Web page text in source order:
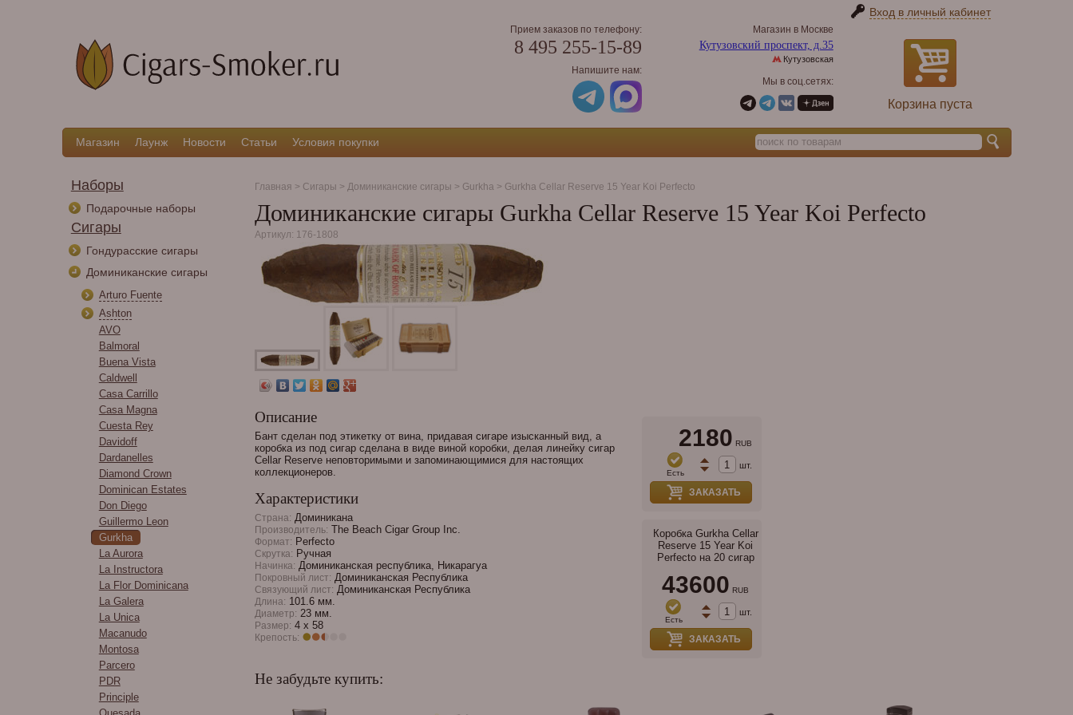
Вход в личный кабинет
Корзина пуста
Магазин в Москве
Кутузовский проспект, д.35
Кутузовская
Мы в соц.сетях:
Прием заказов по телефону:
8 495 255-15-89
Напишите нам:
Магазин Лаунж Новости Статьи Условия покупки
Наборы
Подарочные наборы
Сигары
Гондурасские сигары
Доминиканские сигары
Arturo Fuente
Ashton
AVO
Balmoral
Buena Vista
Caldwell
Casa Carrillo
Casa Magna
Cuesta Rey
Davidoff
Dardanelles
Diamond Crown
Dominican Estates
Don Diego
Guillermo Leon
Gurkha
La Aurora
La Instructora
La Flor Dominicana
La Galera
La Unica
Macanudo
Montosa
Parcero
PDR
Principle
Главная > Сигары > Доминиканские сигары > Gurkha > Gurkha Cellar Reserve 15 Year Koi Perfecto
Доминиканские сигары Gurkha Cellar Reserve 15 Year Koi Perfecto
Артикул: 176-1808
Описание
Бант сделан под этикетку от вина, придавая сигаре изысканный вид, а
коробка из под сигар сделана в виде виной коробки, делая линейку сигар
Cellar Reserve неповторимыми и запоминающимися для настоящих
коллекционеров.
Характеристики
Страна: Доминикана
Производитель: The Beach Cigar Group Inc.
Формат: Perfecto
Скрутка: Ручная
Начинка: Доминиканская республика, Никарагуа
Покровный лист: Доминиканская Республика
Связующий лист: Доминиканская Республика
Длина: 101.6 мм.
Диаметр: 23 мм.
Размер: 4 x 58
Крепость:
2180 RUB
Есть
шт.
ЗАКАЗАТЬ
Коробка Gurkha Cellar
Reserve 15 Year Koi
Perfecto на 20 сигар
43600 RUB
Есть
шт.
ЗАКАЗАТЬ
Не забудьте купить: